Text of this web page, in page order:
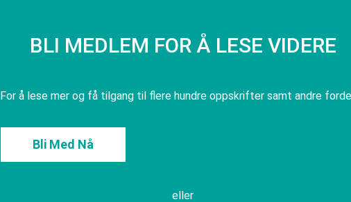
BLI MEDLEM FOR Å LESE VIDERE
For å lese mer og få tilgang til flere hundre oppskrifter samt andre
Bli Med Nå
eller